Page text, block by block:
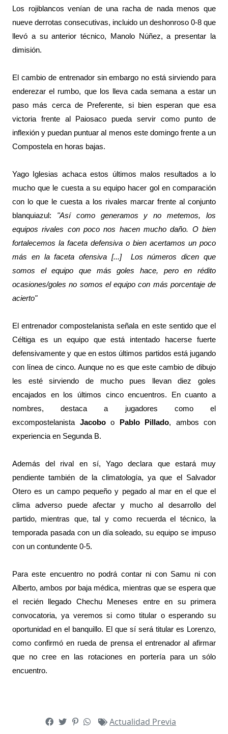
Los rojiblancos venían de una racha de nada menos que
nueve derrotas consecutivas, incluido un deshonroso 0-8 que
llevó a su anterior técnico, Manolo Núñez, a presentar la
dimisión.
El cambio de entrenador sin embargo no está sirviendo para
enderezar el rumbo, que los lleva cada semana a estar un
paso más cerca de Preferente, si bien esperan que esa
victoria frente al Paiosaco pueda servir como punto de
inflexión y puedan puntuar al menos este domingo frente a un
Compostela en horas bajas.
Yago Iglesias achaca estos últimos malos resultados a lo
mucho que le cuesta a su equipo hacer gol en comparación
con lo que le cuesta a los rivales marcar frente al conjunto
blanquiazul: "Así como generamos y no metemos, los
equipos rivales con poco nos hacen mucho daño. O bien
fortalecemos la faceta defensiva o bien acertamos un poco
más en la faceta ofensiva [...] Los números dicen que
somos el equipo que más goles hace, pero en rédito
ocasiones/goles no somos el equipo con más porcentaje de
acierto"
El entrenador compostelanista señala en este sentido que el
Céltiga es un equipo que está intentado hacerse fuerte
defensivamente y que en estos últimos partidos está jugando
con línea de cinco. Aunque no es que este cambio de dibujo
les esté sirviendo de mucho pues llevan diez goles
encajados en los últimos cinco encuentros. En cuanto a
nombres, destaca a jugadores como el
excompostelanista Jacobo o Pablo Pillado, ambos con
experiencia en Segunda B.
Además del rival en sí, Yago declara que estará muy
pendiente también de la climatología, ya que el Salvador
Otero es un campo pequeño y pegado al mar en el que el
clima adverso puede afectar y mucho al desarrollo del
partido, mientras que, tal y como recuerda el técnico, la
temporada pasada con un día soleado, su equipo se impuso
con un contundente 0-5.
Para este encuentro no podrá contar ni con Samu ni con
Alberto, ambos por baja médica, mientras que se espera que
el recién llegado Chechu Meneses entre en su primera
convocatoria, ya veremos si como titular o esperando su
oportunidad en el banquillo. El que sí será titular es Lorenzo,
como confirmó en rueda de prensa el entrenador al afirmar
que no cree en las rotaciones en portería para un sólo
encuentro.
Actualidad Previa